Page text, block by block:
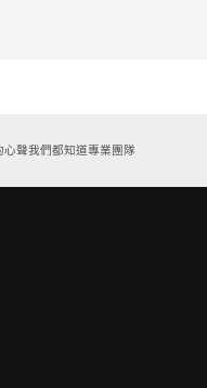
我們都知道專業團隊/經驗豐富/誠